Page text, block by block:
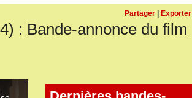
Partager | Exporter
: Bande-annonce du film